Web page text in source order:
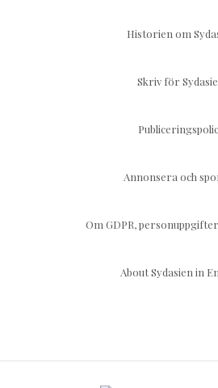
Historien om
Skriv för
Annonsera och
Om GDPR,
About Sydasien in